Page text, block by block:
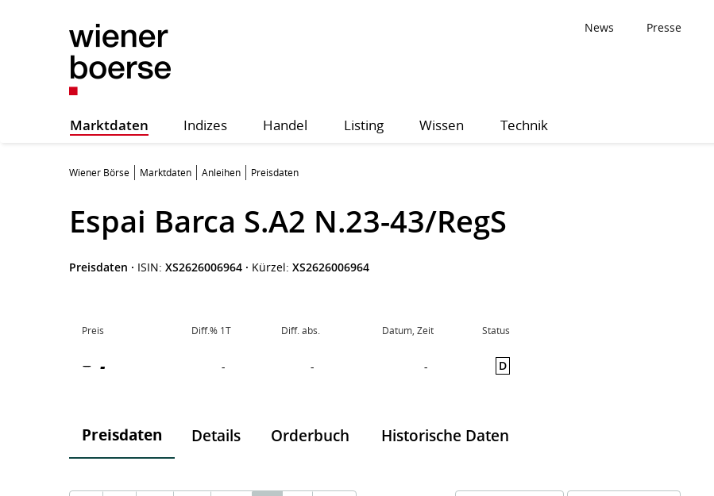
News Presse
Marktdaten Indizes Handel Listing Wissen Technik
Wiener Börse Marktdaten Anleihen Preisdaten
Espai Barca S.A2 N.23-43/RegS
Preisdaten · ISIN: XS2626006964 · Kürzel: XS2626006964
Preis Diff.% 1T Diff. abs. Datum, Zeit Status
- - - - D
Preisdaten Details Orderbuch Historische Daten